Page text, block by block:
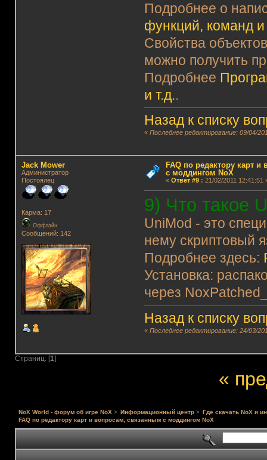
Подробнее о
функций, команд и
Свойства
можно получить
Подробнее
и т.д..
Назад к списку
«Последнее редактирование: 09/04/
Jack Mower
Администратор
Постоялец
Карма: 17
Оффлайн
Сообщений: 142
FAQ по редактору карт
с моддингом NoX
« Ответ #9: 21/02/2011 12:41:51
9) Что такое
UniMod - это
нему скриптовый
Подробнее здесь:
Установка:
через
Назад к списку
«Последнее редактирование: 24/03/
Страниц: [1]
«
NoX World - форум об игре NoX> Информационный центр >
Где скачать NoX и
FAQ по редактору карт и вопросам, связанным с моддингом NoX